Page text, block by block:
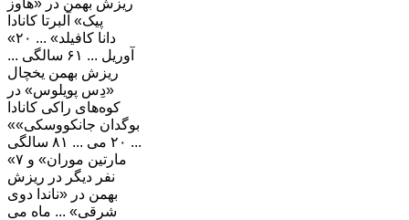
پیک» آلبرتا کانادا
«دانا کافیلد» ... ۲۰
آوریل ... ۶۱ سالگی ...
ریزش بهمن یخچال
«دِس پویلوس» در
کوه‌های راکی کانادا
«بوگدان جانکووسکی»
... ۲۰ می ... ۸۱ سالگی
«مارتین موران» و ۷
نفر دیگر در ریزش
بهمن در «ناندا دوی
شرقی» ... ماه می